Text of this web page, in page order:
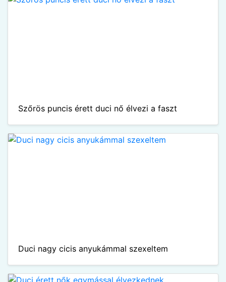
Szőrös puncis érett duci nő élvezi a faszt
Duci nagy cicis anyukámmal szexeltem